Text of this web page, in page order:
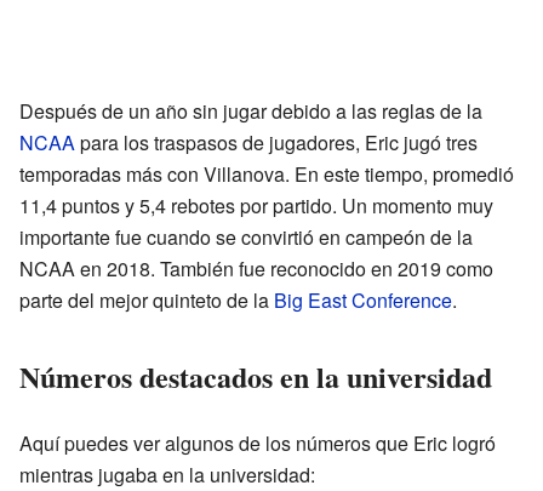
Después de un año sin jugar debido a las reglas de la
NCAApara los traspasos de jugadores, Eric jugó tres
temporadas más con Villanova. En este tiempo, promedió
11,4 puntos y 5,4 rebotes por partido. Un momento muy
importante fue cuando se convirtió en campeón de la
NCAA en 2018. También fue reconocido en 2019 como
parte del mejor quinteto de la Big East Conference.
Números destacados en la universidad
Aquí puedes ver algunos de los números que Eric logró
mientras jugaba en la universidad: